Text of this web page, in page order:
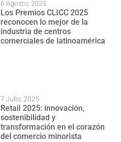
Los Premios CLICC 2025
reconocen lo mejor de la
industria de centros
comerciales de latinoamérica
6 Agosto, 2025
Retail 2025: innovación,
sostenibilidad y
transformación en el corazón
del comercio minorista
7 Julio, 2025